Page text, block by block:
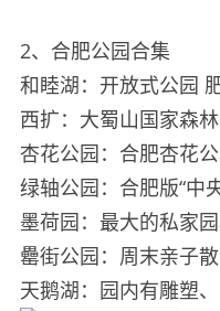
2、合肥公园合集
和睦湖：开放式公园
西扩：大蜀山国家森
杏花公园：合肥杏花
绿轴公园：合肥版“中
墨荷园：最大的私家
罍街公园：周末亲子
天鹅湖：园内有雕塑